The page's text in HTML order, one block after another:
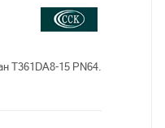
T361DA8-15 PN64.